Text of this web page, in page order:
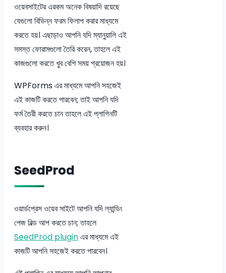
ওয়েবসাইটের এরকম অনেক বিষয়াদি রয়েছে
যেগুলো বিভিন্ন ফরম ফিলাপ করার মাধ্যমে
করতে হয়। এছাড়াও আপনি যদি ম্যানুয়ালি এই
সমস্ত ফোরামগুলো তৈরি করেন, তাহলে এই
কাজগুলো করতে খুব বেশি সময় প্রয়োজন হয়।
WPForms এর মাধ্যমে আপনি সহজেই
এই কাজটি করতে পারবেন; তাই আপনি যদি
ফর্ম তৈরী করতে চান তাহলে এই প্লাগিনটি
ব্যবহার করুন।
SeedProd
ওয়ার্ডপ্রেস ওয়েব সাইটে আপনি যদি ল্যান্ডিং
পেজ বিল্ড আপ করতে চান; তাহলে
SeedProd pluginএর মাধ্যমে এই
কাজটি আপনি সহজেই করতে পারবেন।